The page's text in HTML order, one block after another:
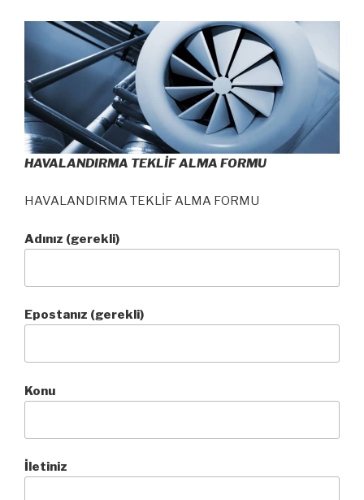
HAVALANDIRMA TEKLİF ALMA FORMU
HAVALANDIRMA TEKLİF ALMA FORMU
Adınız (gerekli)
Epostanız (gerekli)
Konu
İletiniz